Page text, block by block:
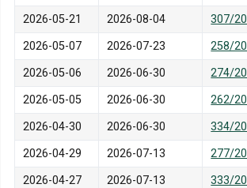
2026-05-21
2026-08-04 307/
2026-05-07
2026-07-23 258/
2026-05-06
2026-06-30 274/
2026-05-05
2026-06-30 262/
2026-04-30
2026-06-30 334/
2026-04-29
2026-07-13 277/
2026-04-27
2026-07-13 333/